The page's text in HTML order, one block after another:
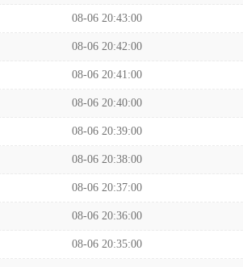
08-06 20:43:00
08-06 20:42:00
08-06 20:41:00
08-06 20:40:00
08-06 20:39:00
08-06 20:38:00
08-06 20:37:00
08-06 20:36:00
08-06 20:35:00